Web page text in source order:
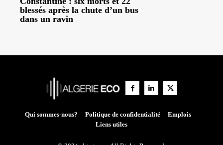
blessés après la chute d’un bus
dans un ravin
Qui sommes-nous? Politique de confidentialité
Emplois
Liens utiles